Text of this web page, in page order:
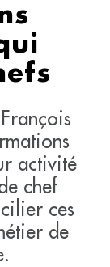
activité
chef
ces
de